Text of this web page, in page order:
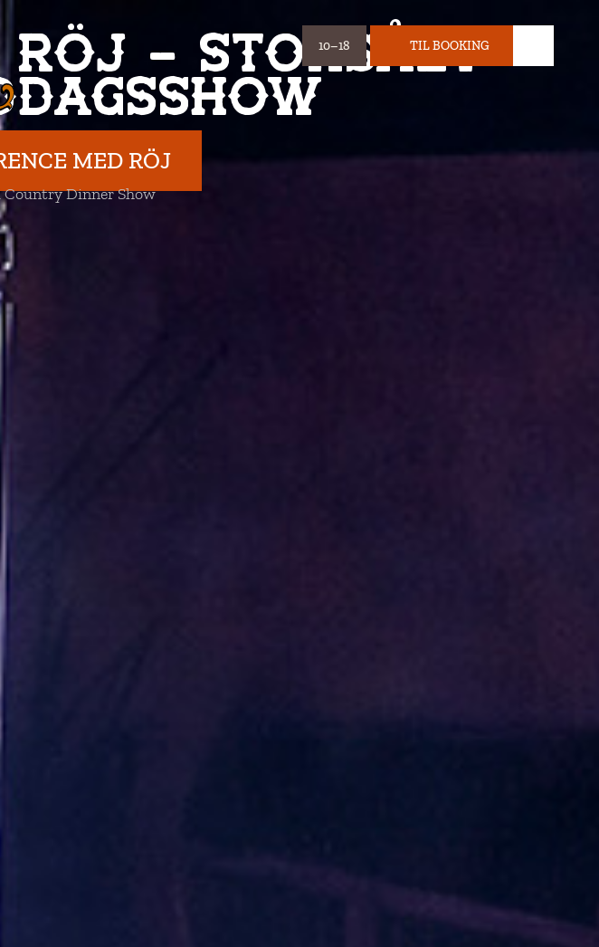
ÅBNINGSTIDER:
10–18 TIL BOOKING
BILLET
RÖJ – STORSÅET
MED RÖJ
Country Dinner Show